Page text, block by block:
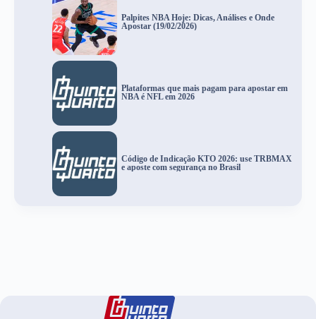
Palpites NBA Hoje: Dicas, Análises e Onde
Apostar (19/02/2026)
Plataformas que mais pagam para apostar em
NBA é NFL em 2026
Código de Indicação KTO 2026: use TRBMAX
e aposte com segurança no Brasil